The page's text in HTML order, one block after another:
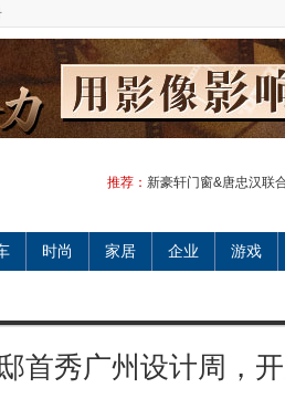
推荐： 新豪轩门窗&唐忠汉联
时尚 家居 企业 游戏
首秀广州设计周，